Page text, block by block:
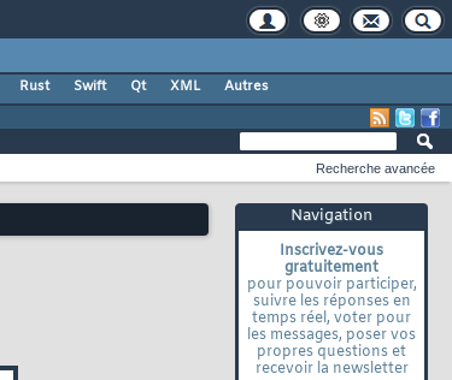
Rust Swift Qt XML
Autres
Navigation
Inscrivez-vous
gratuitement
pour pouvoir participer,
suivre les réponses en
temps réel, voter pour
les messages, poser vos
propres questions et
recevoir la newsletter
Recherche avancée